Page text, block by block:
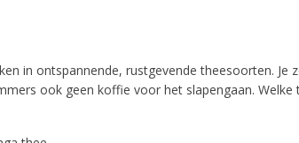
in ontspannende, rustgevende theesoorten. Je
ook geen koffie voor het slapengaan.